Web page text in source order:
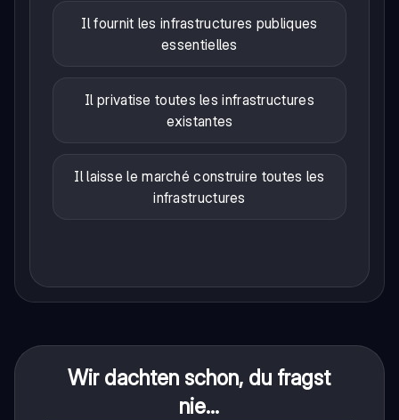
Il fournit les infrastructures publiques
essentielles
Il privatise toutes les infrastructures
existantes
Il laisse le marché construire toutes les
infrastructures
Wir dachten schon, du fragst
nie...